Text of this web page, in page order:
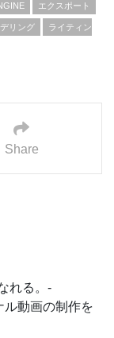
エクスポート
リング ライティン
Share
れる。-
動画の制作を